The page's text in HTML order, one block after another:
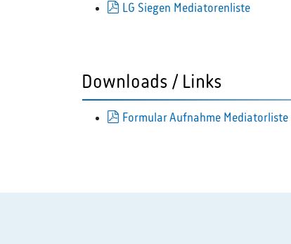
pdf
LG Siegen Mediatorenliste
Downloads / Links
pdf
Formular Aufnahme Mediatorliste